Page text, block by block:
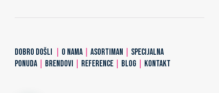
DOBRO DOŠLI O NAMA ASORTIMAN
SPECIJALNA
PONUDA
BRENDOVI REFERENCE BLOG KONTAKT